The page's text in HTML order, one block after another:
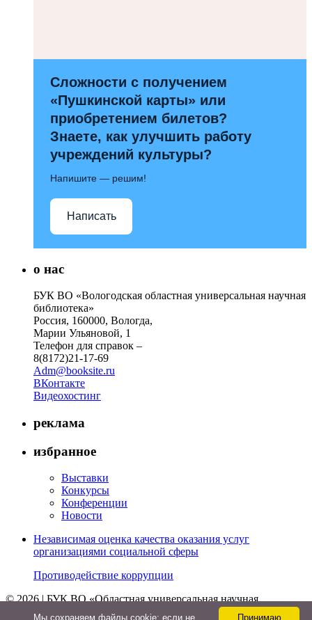
Сложности с получением
«Пушкинской карты» или
приобретением билетов?
Знаете, как улучшить работу
учреждений культуры?
Напишите — решим!
Написать
о нас
БУК ВО «Вологодская областная универсальная научная
библиотека»
Россия, 160000, Вологда,
Марии Ульяновой, 1
Телефон для справок –
8(8172)21-17-69
Adm@booksite.ru
ВКонтакте
Видеохостинг
реклама
избранное
Выставки
Конкурсы
Конференции
Новости
Независимая оценка качества оказания услуг
организациями социальной сферы
Противодействие коррупции
© 2026 | БУК ВО «Областная универсальная научная
библиотека»
Принимаю
Мы cохраняем файлы cookie: если не